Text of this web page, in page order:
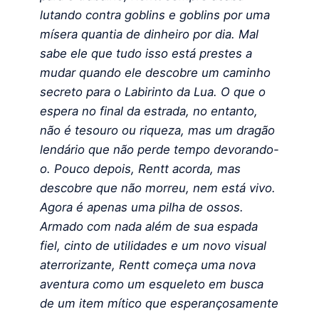
lutando contra goblins e goblins por uma
mísera quantia de dinheiro por dia. Mal
sabe ele que tudo isso está prestes a
mudar quando ele descobre um caminho
secreto para o Labirinto da Lua. O que o
espera no final da estrada, no entanto,
não é tesouro ou riqueza, mas um dragão
lendário que não perde tempo devorando-
o. Pouco depois, Rentt acorda, mas
descobre que não morreu, nem está vivo.
Agora é apenas uma pilha de ossos.
Armado com nada além de sua espada
fiel, cinto de utilidades e um novo visual
aterrorizante, Rentt começa uma nova
aventura como um esqueleto em busca
de um item mítico que esperançosamente